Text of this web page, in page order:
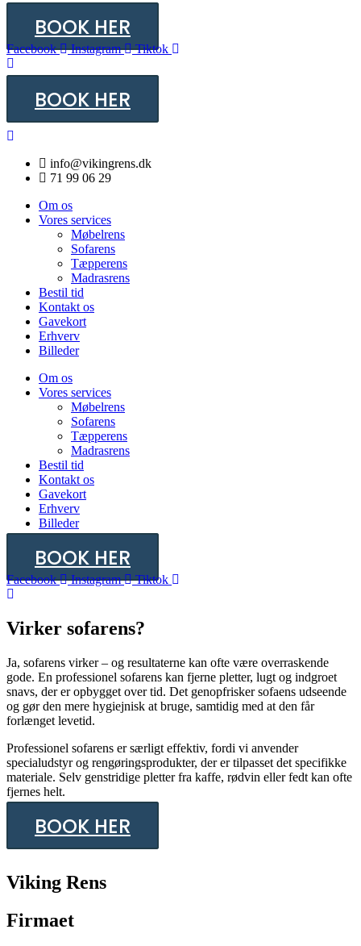
BOOK HER
Facebook Instagram Tiktok
BOOK HER
info@vikingrens.dk
71 99 06 29
Om os
Vores services
Møbelrens
Sofarens
Tæpperens
Madrasrens
Bestil tid
Kontakt os
Gavekort
Erhverv
Billeder
Om os
Vores services
Møbelrens
Sofarens
Tæpperens
Madrasrens
Bestil tid
Kontakt os
Gavekort
Erhverv
Billeder
BOOK HER
Facebook Instagram Tiktok
Virker sofarens?
Ja, sofarens virker – og resultaterne kan ofte være overraskende
gode. En professionel sofarens kan fjerne pletter, lugt og indgroet
snavs, der er opbygget over tid. Det genopfrisker sofaens udseende
og gør den mere hygiejnisk at bruge, samtidig med at den får
forlænget levetid.
Professionel sofarens er særligt effektiv, fordi vi anvender
specialudstyr og rengøringsprodukter, der er tilpasset det specifikke
materiale. Selv genstridige pletter fra kaffe, rødvin eller fedt kan ofte
fjernes helt.
BOOK HER
Viking Rens
Firmaet